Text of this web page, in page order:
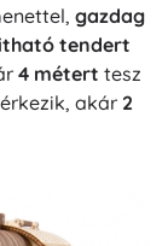
gazdag
tendert
4 métert tesz
akár 2